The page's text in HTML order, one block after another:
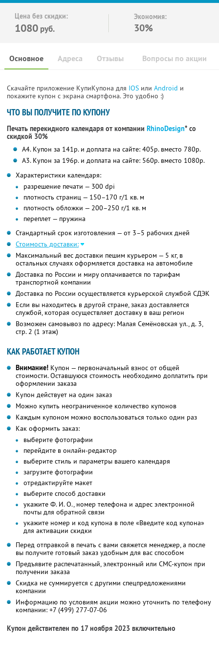
Цена без скидки:
1080 руб.
Экономия:
30%
Основное Отзывы Вопросы по акции
Адреса
Скачайте приложение КупиКупона для IOS или Android и
покажите купон с экрана смартфона. Это удобно :)
ЧТО ВЫ ПОЛУЧИТЕ ПО КУПОНУ
Печать перекидного календаря от компании RhinoDesign* со
скидкой 30%
А4. Купон за 141р. и доплата на сайте: 405р. вместо 780р.
А3. Купон за 196р. и доплата на сайте: 560р. вместо 1080р.
Характеристики календаря:
разрешение печати — 300 dpi
плотность страниц — 150–170 г/1 кв. м
плотность обложки — 200–250 г/1 кв. м
переплет — пружина
Стандартный срок изготовления — от 3–5 рабочих дней
Стоимость доставки:
Максимальный вес доставки пешим курьером — 5 кг, в
остальных случаях оформляется доставка на автомобиле
Доставка по России и миру оплачивается по тарифам
транспортной компании
Доставка по России осуществляется курьерской службой СДЭК
Если вы находитесь в другой стране, заказ доставляется
службой, которая осуществляет доставку в ваш регион
Возможен самовывоз по адресу: Малая Семёновская ул., д. 3,
стр. 2 (1 этаж)
КАК РАБОТАЕТ КУПОН
Внимание! Купон — первоначальный взнос от общей
стоимости. Оставшуюся стоимость необходимо доплатить при
оформлении заказа
Купон действует на один заказ
Можно купить неограниченное количество купонов
Каждым купоном можно воспользоваться только один раз
Как оформить заказ:
выберите фотографии
перейдите в онлайн-редактор
выберите стиль и параметры вашего календаря
загрузите фотографии
отредактируйте макет
выберите способ доставки
укажите Ф. И. О.,номер телефона и адрес электронной
почты для обратной связи
укажите номер и код купона в поле «Введите код купона»
для активации скидки
Перед отправкой в печать с вами свяжется менеджер, а после
вы получите готовый заказ удобным для вас способом
Предъявите распечатанный, электронный или СМС-купон при
получении заказа
Скидка не суммируется с другими спецпредложениями
компании
Информацию по условиям акции можно уточнить по телефону
компании: +7 (499) 277-07-06
Купон действителен по 17 ноября 2023 включительно